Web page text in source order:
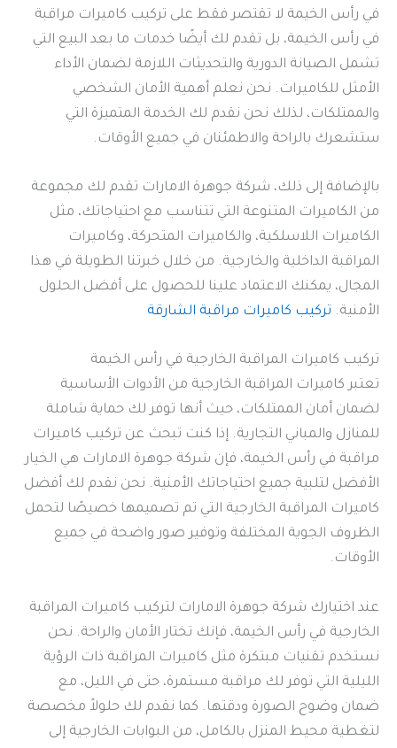
في رأس الخيمة لا تقتصر فقط على تركيب كاميرات مراقبة
في رأس الخيمة، بل تقدم لك أيضًا خدمات ما بعد البيع التي
تشمل الصيانة الدورية والتحديثات اللازمة لضمان الأداء
الأمثل للكاميرات. نحن نعلم أهمية الأمان الشخصي
والممتلكات، لذلك نحن نقدم لك الخدمة المتميزة التي
ستشعرك بالراحة والاطمئنان في جميع الأوقات.
بالإضافة إلى ذلك، شركة جوهرة الامارات تقدم لك مجموعة
من الكاميرات المتنوعة التي تتناسب مع احتياجاتك، مثل
الكاميرات اللاسلكية، والكاميرات المتحركة، وكاميرات
المراقبة الداخلية والخارجية. من خلال خبرتنا الطويلة في هذا
المجال، يمكنك الاعتماد علينا للحصول على أفضل الحلول
الأمنية. تركيب كاميرات مراقبة الشارقة
تركيب كاميرات المراقبة الخارجية في رأس الخيمة
تعتبر كاميرات المراقبة الخارجية من الأدوات الأساسية
لضمان أمان الممتلكات، حيث أنها توفر لك حماية شاملة
للمنازل والمباني التجارية. إذا كنت تبحث عن تركيب كاميرات
مراقبة في رأس الخيمة، فإن شركة جوهرة الامارات هي الخيار
الأفضل لتلبية جميع احتياجاتك الأمنية. نحن نقدم لك أفضل
كاميرات المراقبة الخارجية التي تم تصميمها خصيصًا لتحمل
الظروف الجوية المختلفة وتوفير صور واضحة في جميع
الأوقات.
عند اختيارك شركة جوهرة الامارات لتركيب كاميرات المراقبة
الخارجية في رأس الخيمة، فإنك تختار الأمان والراحة. نحن
نستخدم تقنيات مبتكرة مثل كاميرات المراقبة ذات الرؤية
الليلية التي توفر لك مراقبة مستمرة، حتى في الليل، مع
ضمان وضوح الصورة ودقتها. كما نقدم لك حلولاً مخصصة
لتغطية محيط المنزل بالكامل، من البوابات الخارجية إلى